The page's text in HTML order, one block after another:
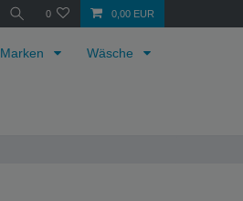
0 0,00 EUR
Marken Wäsche